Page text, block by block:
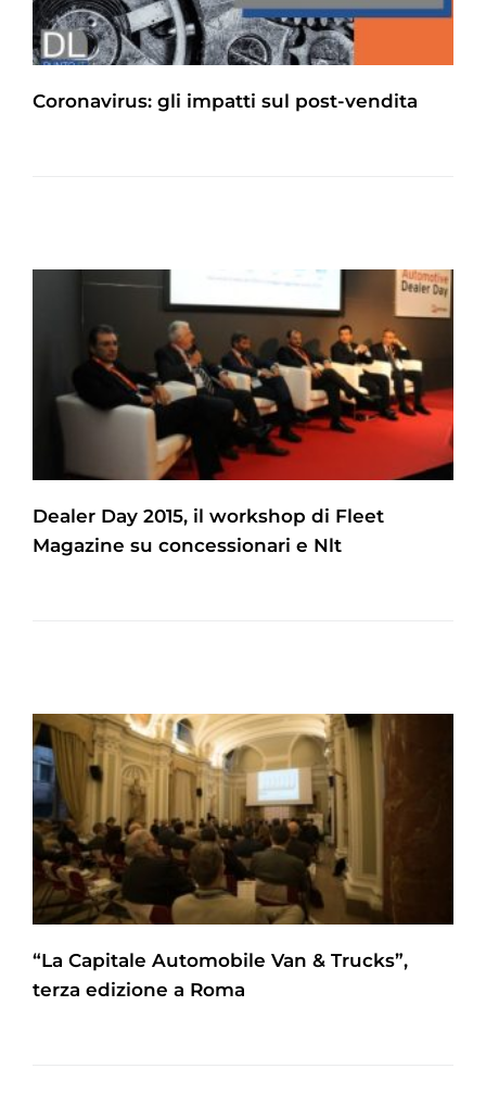
Coronavirus: gli impatti sul post-vendita
Dealer Day 2015, il workshop di Fleet
Magazine su concessionari e Nlt
“La Capitale Automobile Van & Trucks”,
terza edizione a Roma